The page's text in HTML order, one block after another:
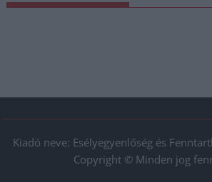
Kiadó neve: Esélyegyenlőség és
Copyright © Minden jog